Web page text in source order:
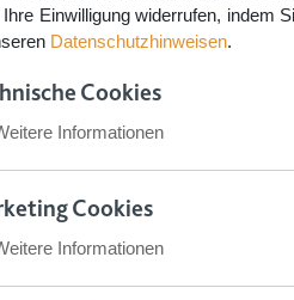
Ihre Einwilligung widerrufen, indem
Datenschutzhinweisen.
Cookies
Informationen
Anbieter:
app.smartlaw.de
Cookies
Informationen
ist